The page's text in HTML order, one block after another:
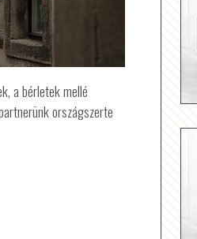
a bérletek mellé
országszerte